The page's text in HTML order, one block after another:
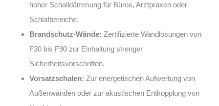
hoher Schalldämmung für Büros, Arztpraxen oder
Schlafbereiche.
Brandschutz-Wände: Zertifizierte Wandlösungen von
F30 bis F90 zur Einhaltung strenger
Sicherheitsvorschriften.
Vorsatzschalen: Zur energetischen Aufwertung von
Außenwänden oder zur akustischen Entkopplung von